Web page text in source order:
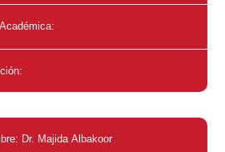
Dr. Majida Albakoor